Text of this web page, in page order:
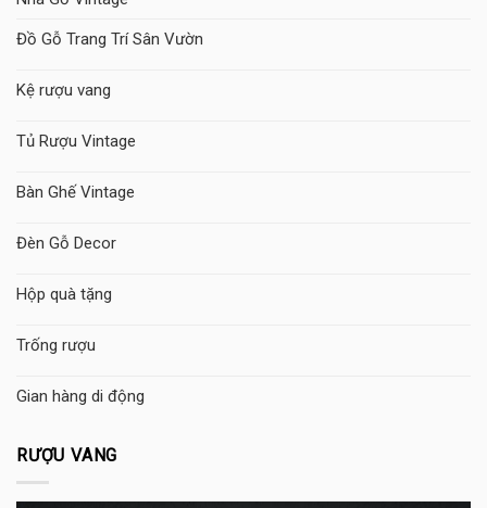
Đồ Gỗ Trang Trí Sân Vườn
Kệ rượu vang
Tủ Rượu Vintage
Bàn Ghế Vintage
Đèn Gỗ Decor
Hộp quà tặng
Trống rượu
Gian hàng di động
RƯỢU VANG